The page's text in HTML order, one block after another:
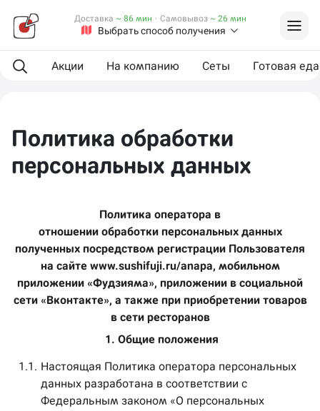
Выбрать способ получения
Доставка ~ 86 мин · Самовывоз ~ 26 мин
Акции На компанию Сеты Готовая еда
Политика обработки
персональных данных
Политика оператора в
отношении обработки персональных данных
полученных посредством регистрации Пользователя
на сайте www.sushifuji.ru/anapa, мобильном
приложении «Фудзияма», приложении в социальной
сети «Вконтакте», а также при приобретении товаров
в сети ресторанов
1. Общие положения
1.1. Настоящая Политика оператора персональных
данных разработана в соответствии с
Федеральным законом «О персональных